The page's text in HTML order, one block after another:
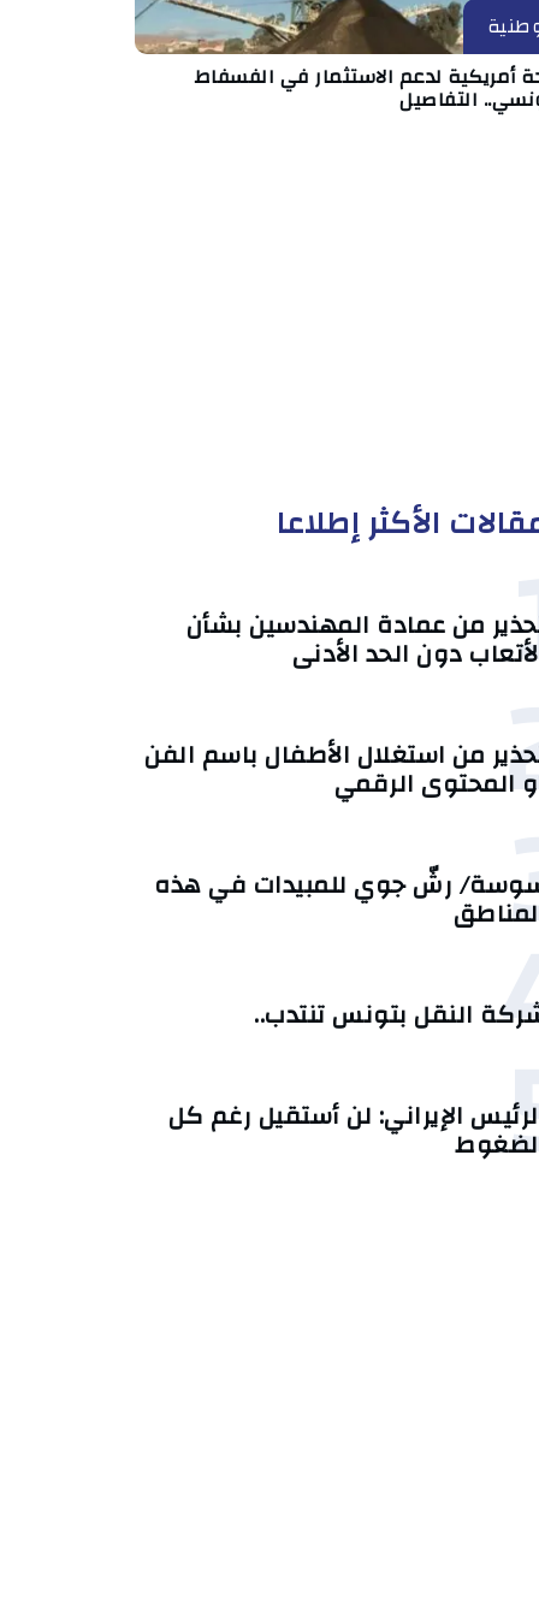
أمريكية لدعم الاستثمار في الفسفاط
التفاصيل
الأكثر إطلاعا
من عمادة المهندسين بشأن
دون الحد الأدنى
من استغلال الأطفال باسم الفن
المحتوى الرقمي
رشّ جوي للمبيدات في هذه
النقل بتونس تنتدب..
الإيراني: لن أستقيل رغم كل